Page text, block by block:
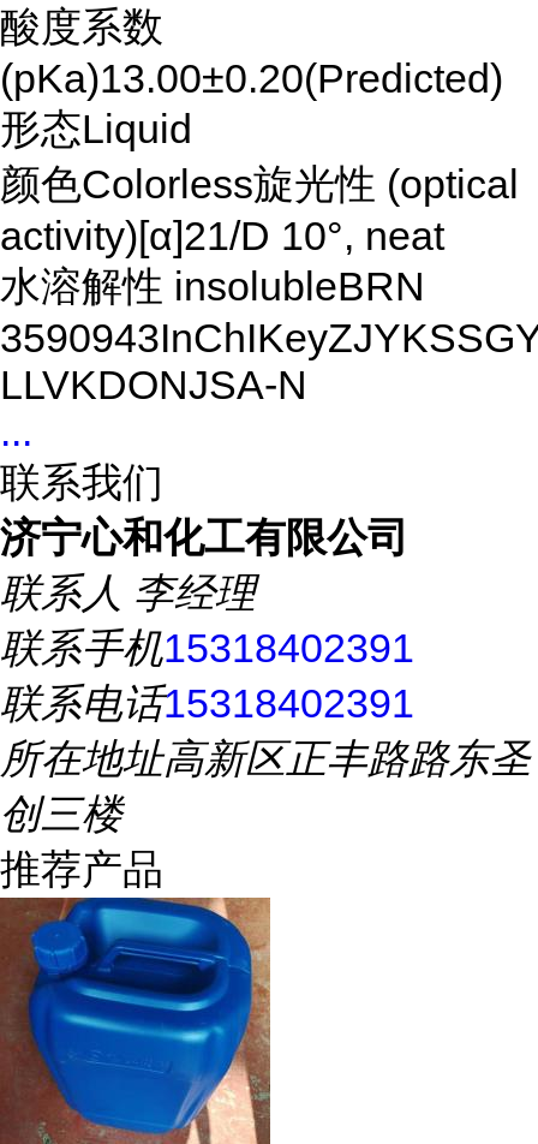
酸度系数
(pKa)13.00±0.20(Predicted)
形态Liquid
颜色Colorless旋光性 (optical
activity)[α]21/D 10°, neat
水溶解性 insolubleBRN
LLVKDONJSA-N
...
联系我们
济宁心和化工有限公司
联系人 李经理
联系手机15318402391
联系电话15318402391
所在地址高新区正丰路路东圣
创三楼
推荐产品